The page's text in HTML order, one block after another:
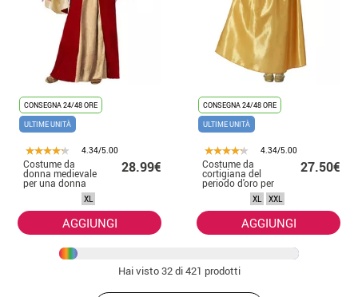
CONSEGNA 24/48 ORE
ULTIME UNITÀ
4.34/5.00
Costume da
donna medievale
per una donna
28.99€
XL
AGGIUNGI
CONSEGNA 24/48 ORE
ULTIME UNITÀ
4.34/5.00
Costume da
cortigiana del
periodo d'oro per
donna
27.50€
XL XXL
AGGIUNGI
Hai visto32di 421 prodotti